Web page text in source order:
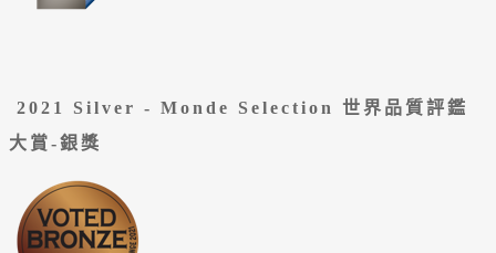
2021 Silver - Monde Selection 世界品質評鑑
大賞-銀獎